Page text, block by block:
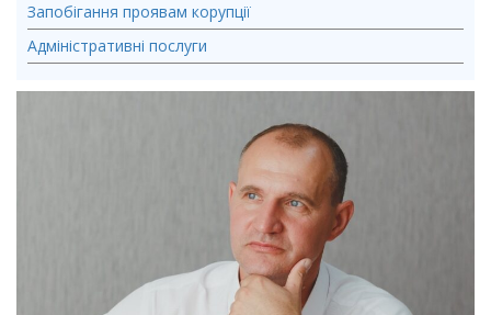
Запобігання проявам корупції
Адміністративні послуги